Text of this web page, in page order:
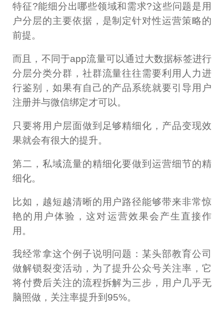
特征?能细分出哪些领域和需求?这些问题是用
户分层的主要依据，是制定针对性运营策略的
前提。
而且，不同于app流量可以通过大数据标签进行
分层分类分群，社群流量往往需要利用人力进
行鉴别，如果有自己的产品系统就要引导用户
注册并与微信绑定才可以。
只要将用户层面做到足够精细化，产品变现效
果就会有很大的提升。
第二，私域流量的精细化要做到运营细节的精
细化。
比如，越短越清晰的用户路径能够带来非常惊
艳的用户体验，这对运营效果会产生直接作
用。
我经常拿这个例子说明问题：某头部教育公司
做解锁裂变活动，为了提升公众号关注率，它
将付费后关注的流程拆解为三步，用户几乎无
脑照做，关注率提升到95%。